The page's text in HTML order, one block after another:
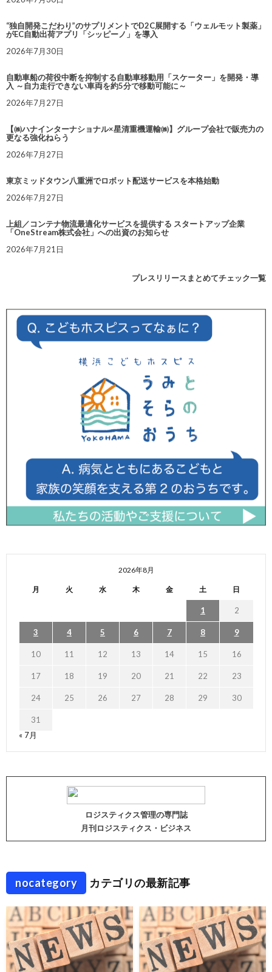
“独自開発こだわり”のサプリメントでD2C展開する「ウェルモット製薬」
がEC自動出荷アプリ「シッピーノ」を導入
2026年7月30日
自動車船の荷役中断を抑制する自動車移動用「スケーター」を開発・導
入 ～自力走行できない車両を約5分で移動可能に～
2026年7月27日
【㈱ハナインターナショナル×星清重機運輸㈱】グループ会社で販売力の
更なる強化ねらう
2026年7月27日
東京ミッドタウン八重洲でロボット配送サービスを本格始動
2026年7月27日
上組／コンテナ物流最適化サービスを提供する スタートアップ企業
「OneStream株式会社」への出資のお知らせ
2026年7月21日
プレスリリースまとめてチェック一覧
2026年8月
月 火 水 木 金 土 日
1 2
3 4 5 6 7 8 9
10 11 12 13 14 15 16
17 18 19 20 21 22 23
24 25 26 27 28 29 30
31
« 7月
ロジスティクス管理の専門誌
月刊ロジスティクス・ビジネス
nocategory カテゴリの最新記事